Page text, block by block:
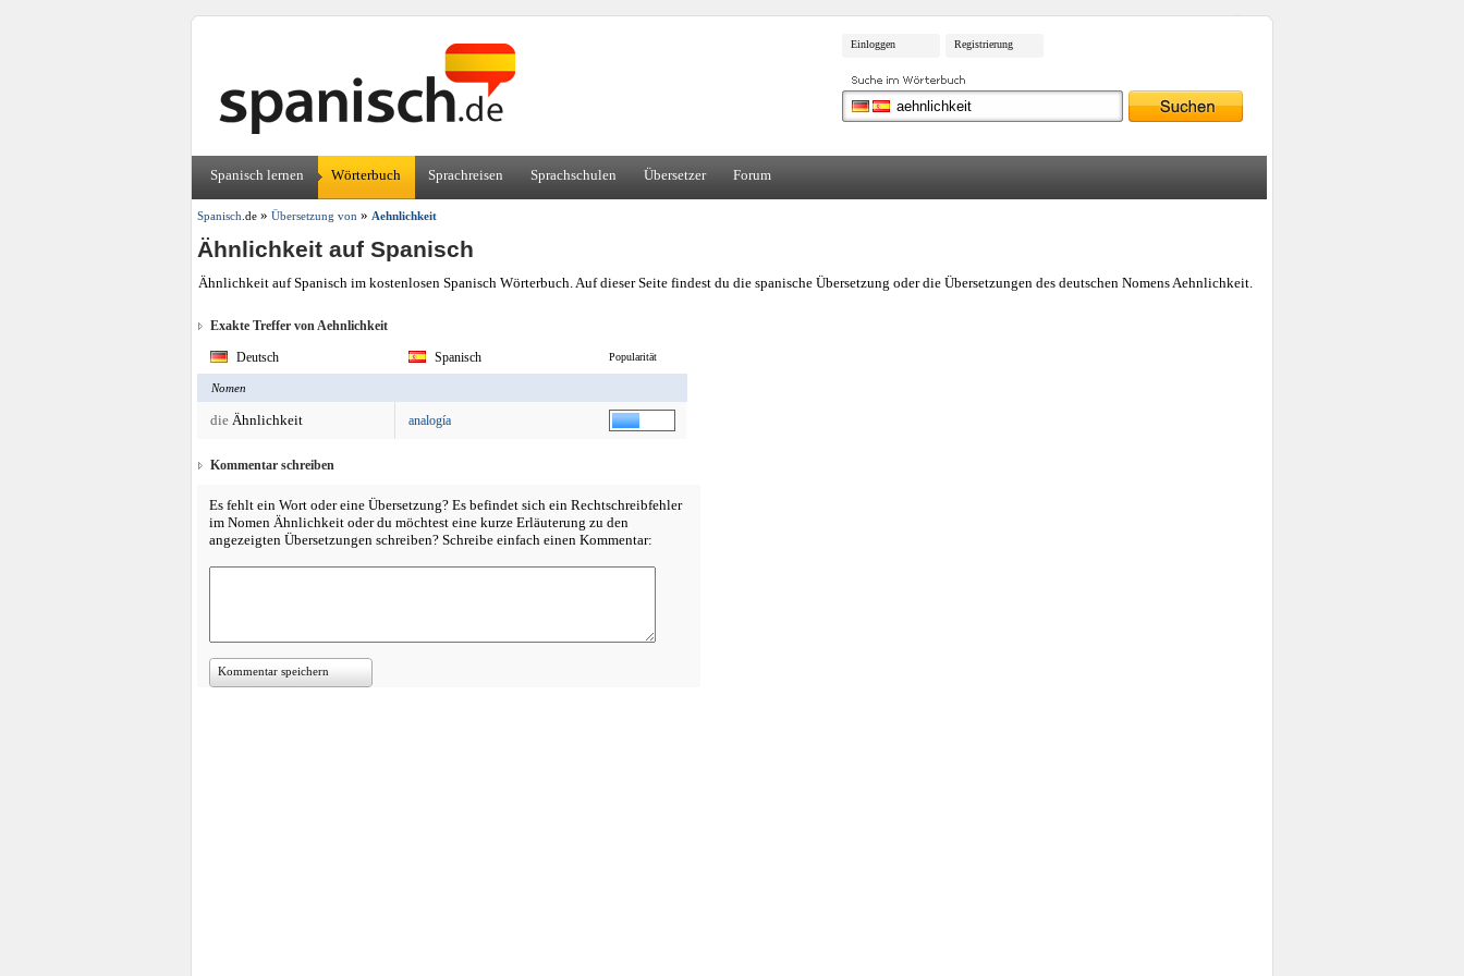
Einloggen Registrierung
Spanisch lernen Wörterbuch Sprachreisen Sprachschulen Übersetzer Forum
Spanisch .de » Übersetzung von » Aehnlichkeit
Ähnlichkeit auf Spanisch
Ähnlichkeit auf Spanisch im kostenlosen Spanisch Wörterbuch. Auf dieser Seite findest du die spanische Übersetzung oder die Übersetzungen des deutschen Nomens Aehnlichkeit.
Exakte Treffer von Aehnlichkeit
Deutsch Spanisch Popularität
Nomen
die Ähnlichkeit analogía
Kommentar schreiben
Es fehlt ein Wort oder eine Übersetzung? Es befindet sich ein Rechtschreibfehler
im Nomen Ähnlichkeit oder du möchtest eine kurze Erläuterung zu den
angezeigten Übersetzungen schreiben? Schreibe einfach einen Kommentar:
Kommentar speichern